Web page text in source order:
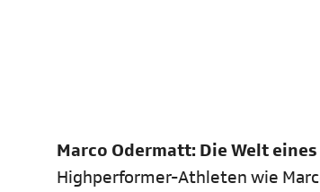
Marco Odermatt: Die Welt
Highperformer-Athleten wie